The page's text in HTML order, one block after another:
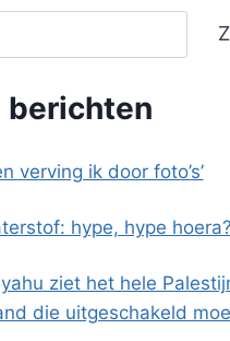
berichten
verving ik door foto’s’
hype, hype hoera?
ziet het hele
die uitgeschakeld